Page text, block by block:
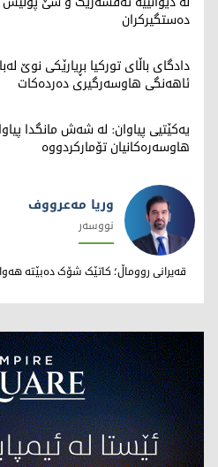
دەستگیرکران
دادگای باڵای تورکیا بڕیارێکی نوێ
ئاهەنگی هاوسەرگیری دەردەکات
هاوسەرەکانیان تۆمارکردووە
وریا مەعرووف
وریا مەعرووف
نووسەر
قەیرانی رووماڵ؛ کاتێک شۆک دەبێتە